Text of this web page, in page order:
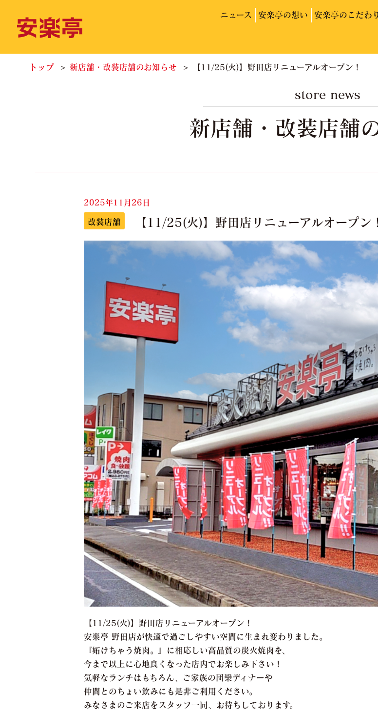
ニュース 安楽亭の想い 安楽亭のこだわり
トップ 新店舗・改装店舗のお知らせ 【11/25(火)】野田店リニューアルオープン！
store news
新店舗・改装店舗
2025年11月26日
改装店舗 【11/25(火)】野田店リニューアルオープン！
【11/25(火)】野田店リニューアルオープン！
安楽亭 野田店が快適で過ごしやすい空間に生まれ変わりました。
『妬けちゃう焼肉。』に相応しい高品質の炭火焼肉を、
今まで以上に心地良くなった店内でお楽しみ下さい！
気軽なランチはもちろん、ご家族の団欒ディナーや
仲間とのちょい飲みにも是非ご利用ください。
みなさまのご来店をスタッフ一同、お待ちしております。